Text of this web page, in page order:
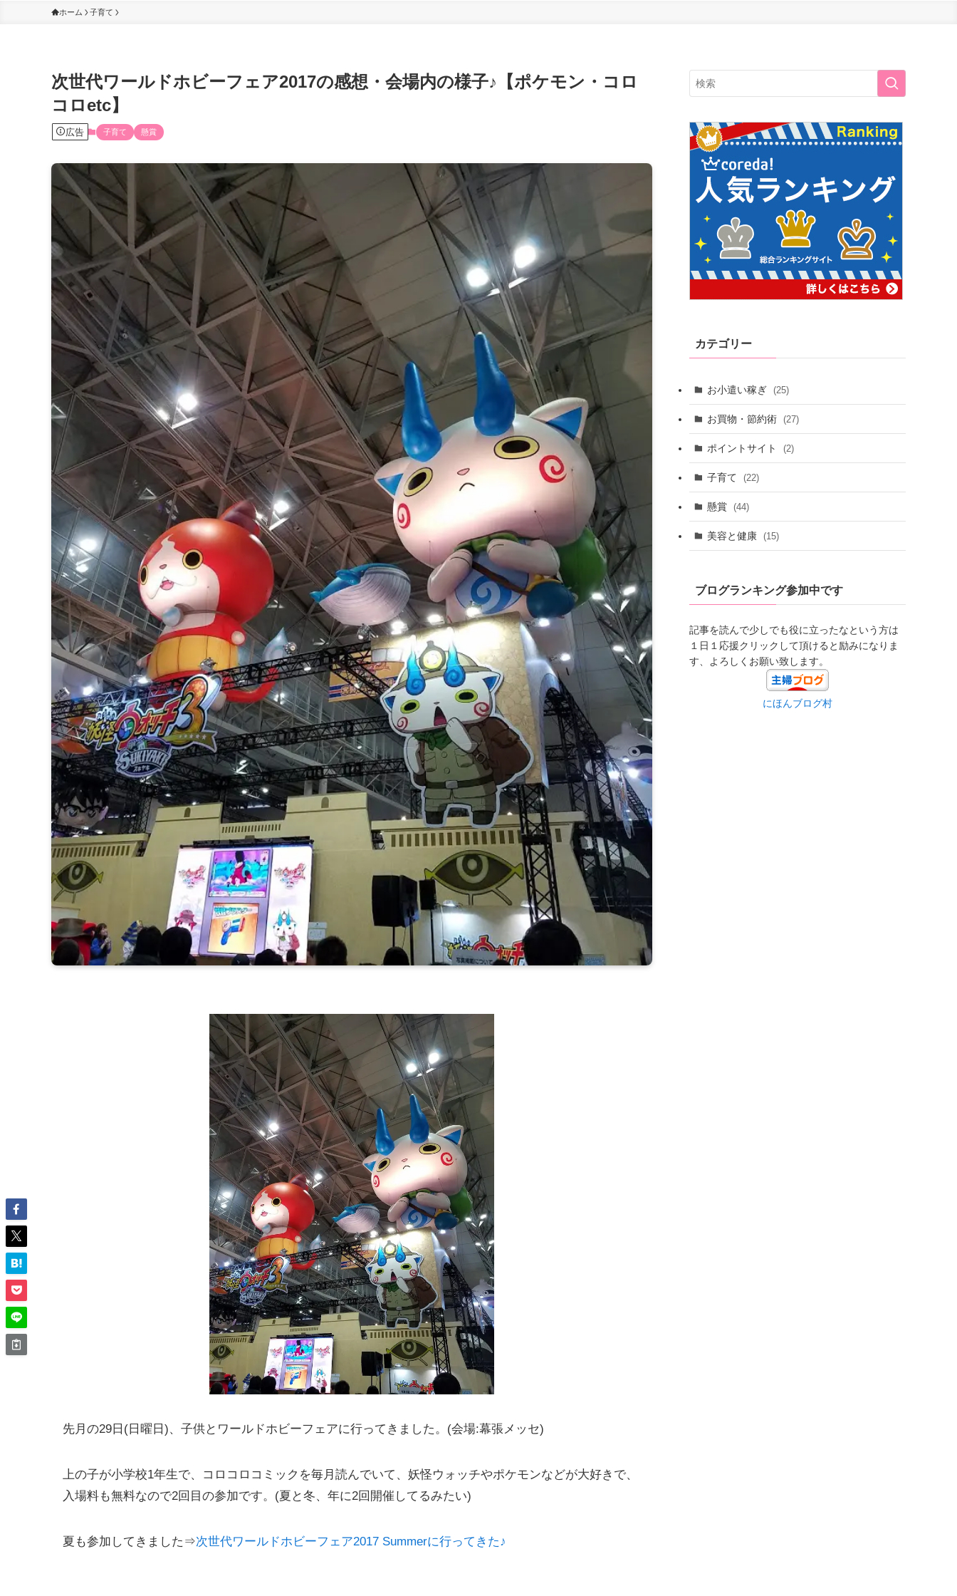
ホーム 子育て
次世代ワールドホビーフェア2017の感想・会場内の様子♪【ポケモン・コロ
コロetc】
広告 子育て 懸賞
先月の29日(日曜日)、子供とワールドホビーフェアに行ってきました。(会場:幕張メッセ)
上の子が小学校1年生で、コロコロコミックを毎月読んでいて、妖怪ウォッチやポケモンなどが大好きで、
入場料も無料なので2回目の参加です。(夏と冬、年に2回開催してるみたい)
夏も参加してきました⇒次世代ワールドホビーフェア2017 Summerに行ってきた♪
カテゴリー
お小遣い稼ぎ (25)
お買物・節約術 (27)
ポイントサイト (2)
子育て (22)
懸賞 (44)
美容と健康 (15)
ブログランキング参加中です
記事を読んで少しでも役に立ったなという方は
１日１応援クリックして頂けると励みになりま
す、よろしくお願い致します。
にほんブログ村